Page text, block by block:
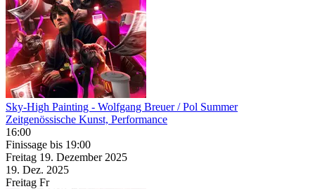
Sky-High Painting - Wolfgang Breuer / Pol Summer
Zeitgenössische Kunst, Performance
16:00
Finissage bis 19:00
Freitag 19. Dezember 2025
19. Dez. 2025
Freitag Fr